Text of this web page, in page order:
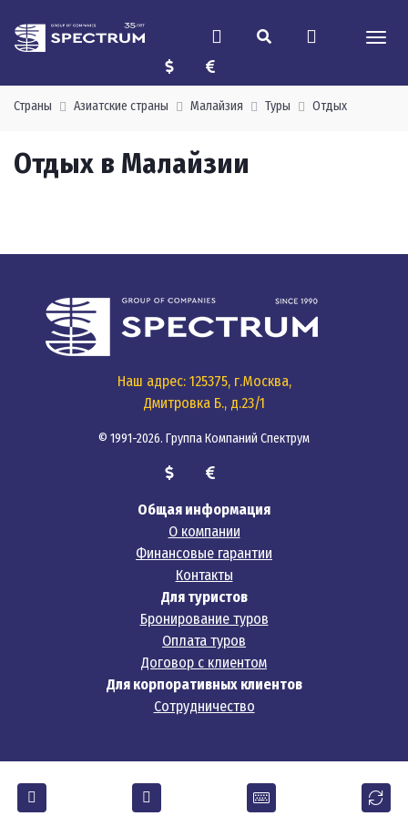
Страны Азиатские страны Малайзия Туры Отдых
Отдых в Малайзии
Наш адрес: 125375, г.Москва,
Дмитровка Б., д.23/1
© 1991-2026. Группа Компаний Спектрум
Общая информация
О компании
Финансовые гарантии
Контакты
Для туристов
Бронирование туров
Оплата туров
Договор с клиентом
Для корпоративных клиентов
Сотрудничество